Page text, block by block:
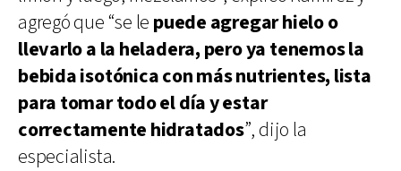
agregó que “se le puede agregar hielo o
llevarlo a la heladera, pero ya tenemos la
bebida isotónica con más nutrientes, lista
para tomar todo el día y estar
correctamente hidratados”, dijo la
especialista.